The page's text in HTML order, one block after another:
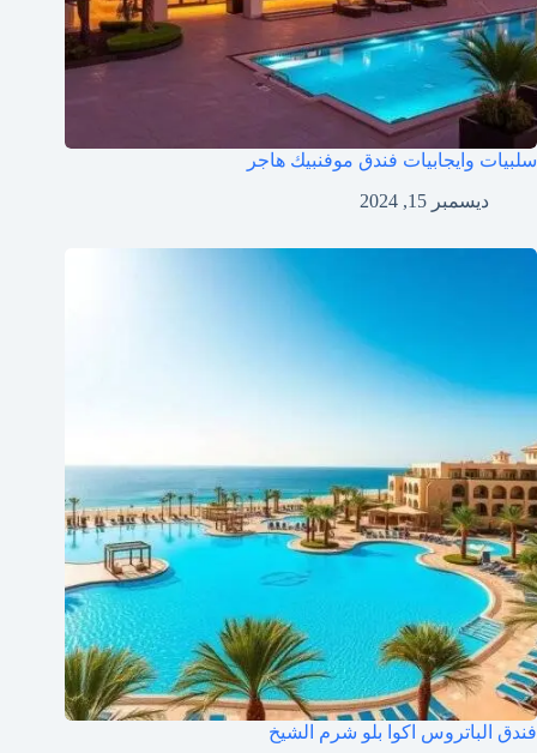
سلبيات وايجابيات فندق موفنبيك هاجر
ديسمبر 15, 2024
فندق الباتروس اكوا بلو شرم الشيخ